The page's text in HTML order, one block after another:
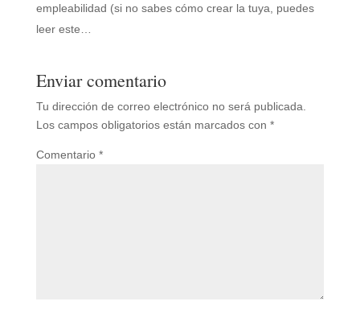
empleabilidad (si no sabes cómo crear la tuya, puedes
leer este…
Enviar comentario
Tu dirección de correo electrónico no será publicada.
Los campos obligatorios están marcados con *
Comentario *